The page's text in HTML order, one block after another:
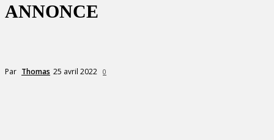
ANNONCE
Par Thomas 25 avril 2022 0